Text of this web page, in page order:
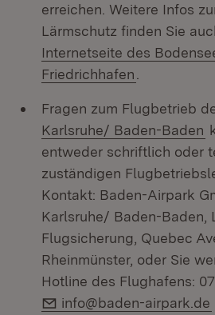
erreichen. Weitere Infos
Lärmschutz finden Sie
Internetseite des
Friedrichhafen
Fragen zum Flugbetrieb
Karlsruhe/ Baden-Baden
entweder schriftlich oder
zuständigen
Kontakt: Baden-Airpark
Karlsruhe/ Baden-Baden,
Flugsicherung, Quebec
Rheinmünster, oder Sie
Hotline des Flughafens:
E-Mail:
info@baden-airpark.de